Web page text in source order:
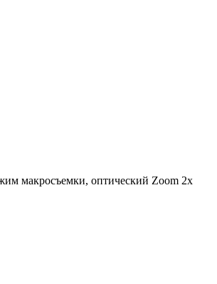
макросъемки, оптический Zoom 2x